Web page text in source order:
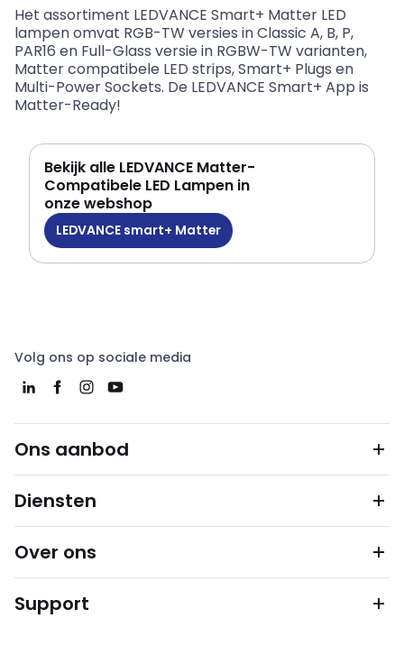
Het assortiment LEDVANCE Smart+ Matter LED
lampen omvat RGB-TW versies in Classic A, B, P,
PAR16 en Full-Glass versie in RGBW-TW varianten,
Matter compatibele LED strips, Smart+ Plugs en
Multi-Power Sockets. De LEDVANCE Smart+ App is
Matter-Ready!
Bekijk alle LEDVANCE Matter-
Compatibele LED Lampen in
onze webshop
LEDVANCE smart+ Matter
Volg ons op sociale media
Ons aanbod
Diensten
Over ons
Support